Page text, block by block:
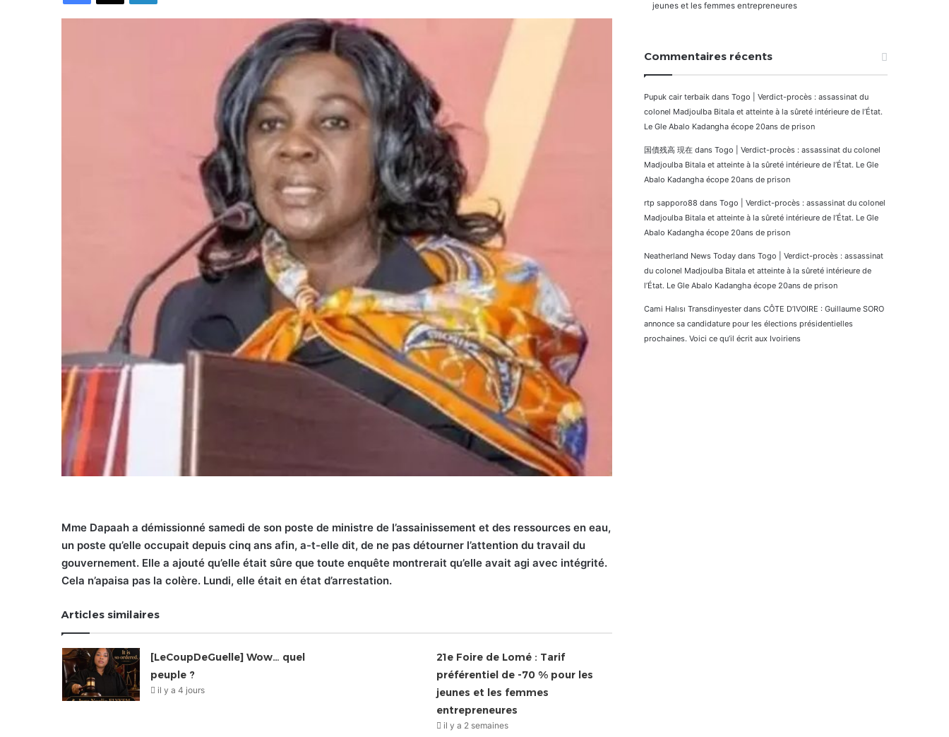
Mme Dapaah a démissionné samedi de son poste de ministre de l’assainissement et des ressources en eau,
un poste qu’elle occupait depuis cinq ans afin, a-t-elle dit, de ne pas détourner l’attention du travail du
gouvernement. Elle a ajouté qu’elle était sûre que toute enquête montrerait qu’elle avait agi avec intégrité.
Cela n’apaisa pas la colère. Lundi, elle était en état d’arrestation.
Articles similaires
[LeCoupDeGuelle] Wow… quel
peuple ?
il y a 4 jours
21e Foire de Lomé : Tarif
préférentiel de -70 % pour les
jeunes et les femmes
entrepreneures
il y a 2 semaines
jeunes et les femmes entrepreneures
Commentaires récents
Pupuk cair terbaik dans Togo | Verdict-procès : assassinat du
colonel Madjoulba Bitala et atteinte à la sûreté intérieure de l’État.
Le Gle Abalo Kadangha écope 20ans de prison
国債残高 現在 dans Togo | Verdict-procès : assassinat du colonel
Madjoulba Bitala et atteinte à la sûreté intérieure de l’État. Le Gle
Abalo Kadangha écope 20ans de prison
rtp sapporo88 dans Togo | Verdict-procès : assassinat du colonel
Madjoulba Bitala et atteinte à la sûreté intérieure de l’État. Le Gle
Abalo Kadangha écope 20ans de prison
Neatherland News Today dans Togo | Verdict-procès : assassinat
du colonel Madjoulba Bitala et atteinte à la sûreté intérieure de
l’État. Le Gle Abalo Kadangha écope 20ans de prison
Cami Halısı Transdinyester dans CÔTE D’IVOIRE : Guillaume SORO
annonce sa candidature pour les élections présidentielles
prochaines. Voici ce qu’il écrit aux Ivoiriens